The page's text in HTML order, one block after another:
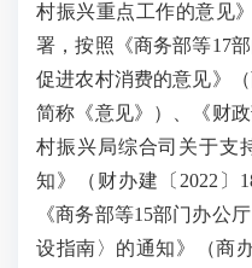
村振兴重点工作的意见
署，按照《商务部等17
促进农村消费的意见》
简称《意见》）、《财
村振兴局综合司关于支
知》（财办建〔2022〕
《商务部等15部门办公
设指南〉的通知》（商